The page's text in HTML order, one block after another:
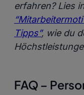
erfahren? Lies
Tipps”, wie du
FAQ –